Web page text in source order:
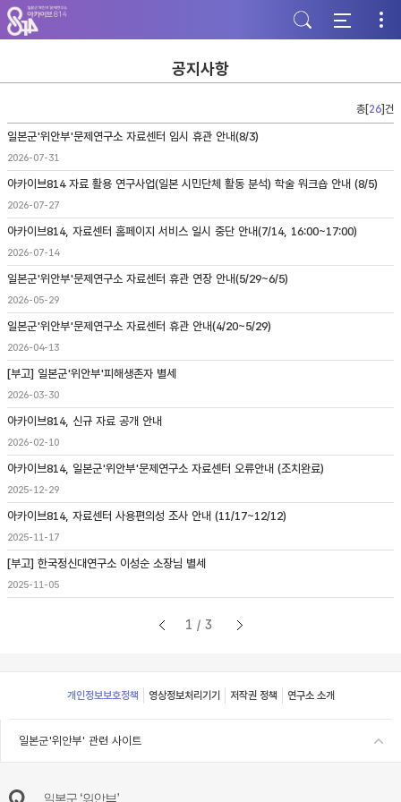
주
메
뉴
가
본
문
바
기
하
단
바
기
공지사항
총[26]건
일본군'위안부'문제연구소 자료센터 임시 휴관 안내(8/3)
2026-07-31
아카이브814 자료 활용 연구사업(일본 시민단체 활동 분석) 학술 워크숍 안내 (8/5)
2026-07-27
아카이브814, 자료센터 홈페이지 서비스 일시 중단 안내(7/14, 16:00~17:00)
2026-07-14
일본군'위안부'문제연구소 자료센터 휴관 연장 안내(5/29~6/5)
2026-05-29
일본군'위안부'문제연구소 자료센터 휴관 안내(4/20~5/29)
2026-04-13
[부고] 일본군'위안부'피해생존자 별세
2026-03-30
아카이브814, 신규 자료 공개 안내
2026-02-10
아카이브814, 일본군'위안부'문제연구소 자료센터 오류안내 (조치완료)
2025-12-29
아카이브814, 자료센터 사용편의성 조사 안내 (11/17~12/12)
2025-11-17
[부고] 한국정신대연구소 이성순 소장님 별세
2025-11-05
1/3
Footer
개인정보보호정책 영상정보처리기기 저작권 정책 연구소 소개
일본군'위안부' 관련 사이트